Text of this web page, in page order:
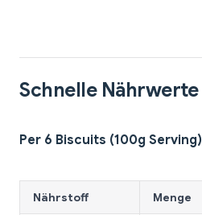
Schnelle Nährwerte
Per 6 Biscuits (100g Serving)
Nährstoff Menge